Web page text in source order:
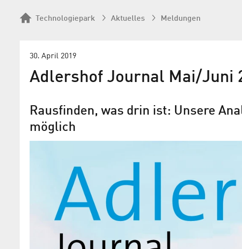
Technologiepark Aktuelles Meldungen
30. April 2019
Adlershof Journal Mai/Juni
Rausfinden, was drin ist: Unsere
möglich
Eine Nacht voller Entdeckungen
Wissenschaften